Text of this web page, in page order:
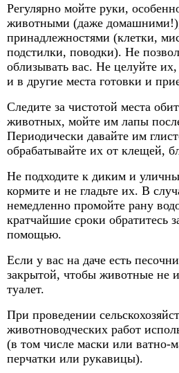
Регулярно мойте руки,
животными (даже
принадлежностями (клетки,
подстилки, поводки). Не
облизывать вас. Не целуйте
и в другие места готовки и
Следите за чистотой места
животных, мойте им лапы
Периодически давайте им
обрабатывайте их от клещей,
Не подходите к диким и
кормите и не гладьте их. В
немедленно промойте рану
кратчайшие сроки обратитесь
помощью.
Если у вас на даче есть
закрытой, чтобы животные не
туалет.
При проведении
животноводческих работ
(в том числе маски или ватно-
перчатки или рукавицы).